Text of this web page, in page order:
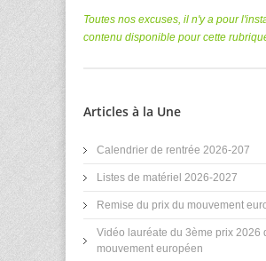
Toutes nos excuses, il n'y a pour
contenu disponible pour cette
Articles à la Une
Calendrier de rentrée 2026-207
Listes de matériel 2026-2027
Remise du prix du mouvement
Vidéo lauréate du 3ème prix 2026
mouvement européen